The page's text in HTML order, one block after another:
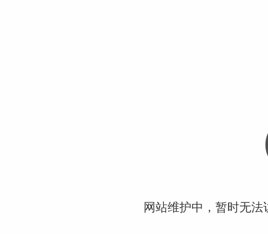
网站维护中，暂时无